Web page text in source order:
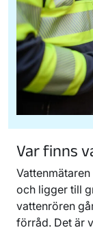
Var finns
och ligger till
vattenrören
förråd. Det är